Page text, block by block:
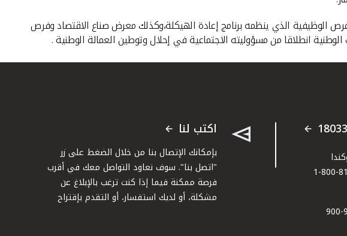
الوظيفية الذي ينظمه برنامج إعادة الهيكلة،وكذلك معرض صناع الاقتصاد وفرص
1-800-
900-
اكتب لنا
بإمكانك الإتصال بنا من خلال الضغط على زر
"اتصل بنا". سوف نعاود التواصل معك في أقرب
فرصة ممكنة فيما إذا كنت ترغب بالإبلاغ عن
مشكلة، أو لديك استفسار، أو التقدم بإقتراح